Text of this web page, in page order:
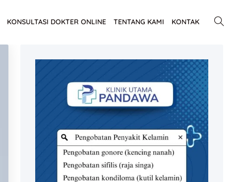
KONSULTASI DOKTER ONLINE TENTANG KAMI KONTAK